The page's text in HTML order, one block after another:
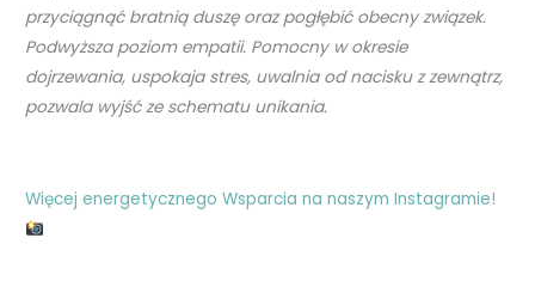
przyciągnąć bratnią duszę oraz pogłębić obecny związek.
Podwyższa poziom empatii. Pomocny w okresie
dojrzewania, uspokaja stres, uwalnia od nacisku z zewnątrz,
pozwala wyjść ze schematu unikania.
Więcej energetycznego Wsparcia na naszym Instagramie!